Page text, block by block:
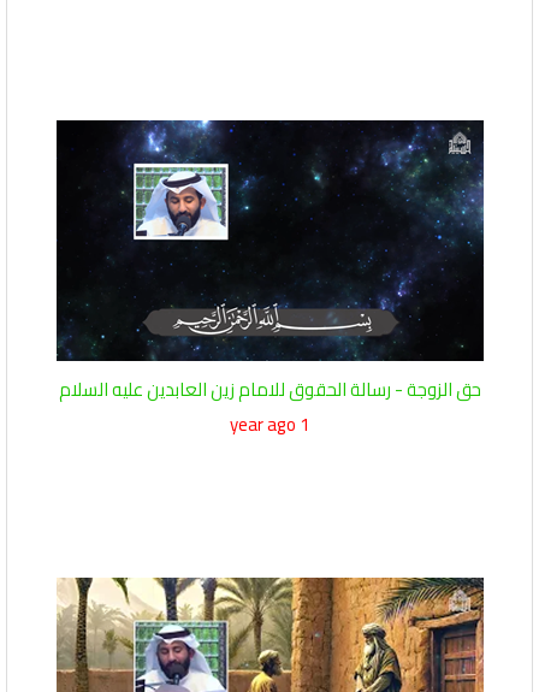
حق الزوجة - رسالة الحقوق للامام زين العابدين عليه السلام
1 year ago